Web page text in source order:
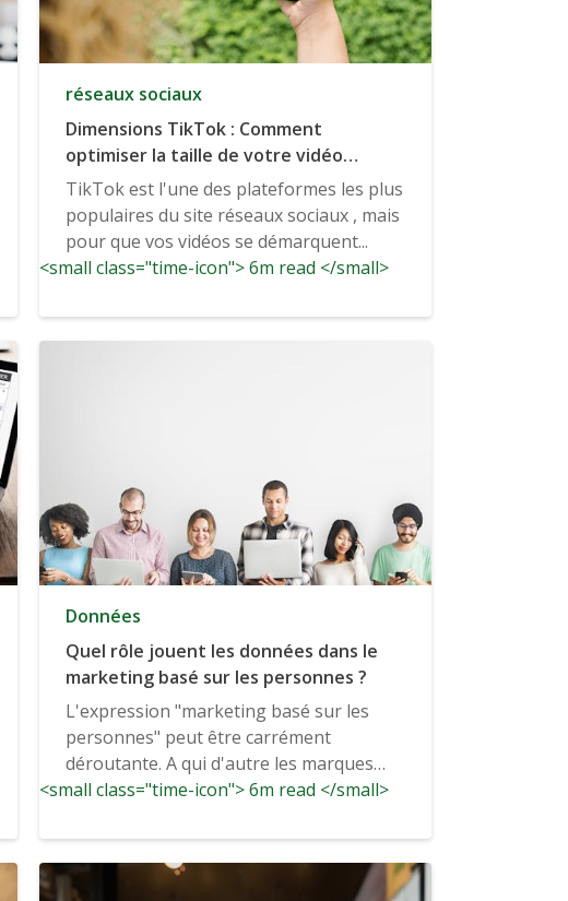
réseaux sociaux
Dimensions TikTok : Comment
optimiser la taille de votre vidéo
TikTok
TikTok est l'une des plateformes les plus
populaires du site réseaux sociaux , mais
pour que vos vidéos se démarquent...
<small class="time-icon"> 6m read </small>
Données
Quel rôle jouent les données dans le
marketing basé sur les personnes ?
L'expression "marketing basé sur les
personnes" peut être carrément
déroutante. A qui d'autre les marques
feraient-elles du marketing, sinon...
<small class="time-icon"> 6m read </small>